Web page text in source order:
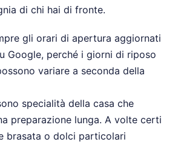
di chi hai di fronte.
gli orari di apertura aggiornati
Google, perché i giorni di riposo
variare a seconda della
specialità della casa che
preparazione lunga. A volte certi
brasata o dolci particolari